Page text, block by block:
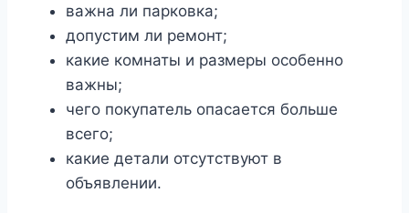
важна ли парковка;
допустим ли ремонт;
какие комнаты и размеры особенно
важны;
чего покупатель опасается больше
всего;
какие детали отсутствуют в
объявлении.